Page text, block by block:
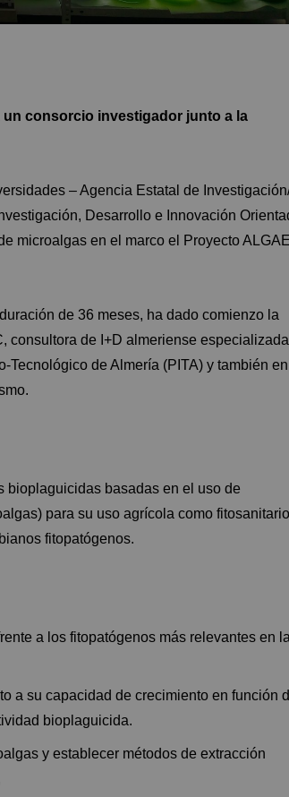
consorcio investigador junto a la
– Agencia Estatal de
Desarrollo e Innovación
microalgas en el marco el Proyecto ALGAE
de 36 meses, ha dado comienzo la
consultora de I+D almeriense
de Almería (PITA) y también en
bioplaguicidas basadas en el uso de
para su uso agrícola como
fitopatógenos.
a los fitopatógenos más relevantes en
a su capacidad de crecimiento en función
bioplaguicida.
y establecer métodos de extracción